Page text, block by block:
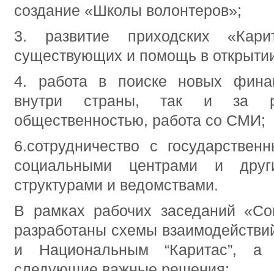
создание «Школы волонтеров»;
3. развитие приходских
существующих и помощь в
4. работа в поиске новых
внутри страны, так и за
общественностью, работа со СМИ;
6.сотрудничество с
социальными центрами и
структурами и ведомствами.
В рамках рабочих заседаний
разработаны схемы
и Национальным “Каритас”,